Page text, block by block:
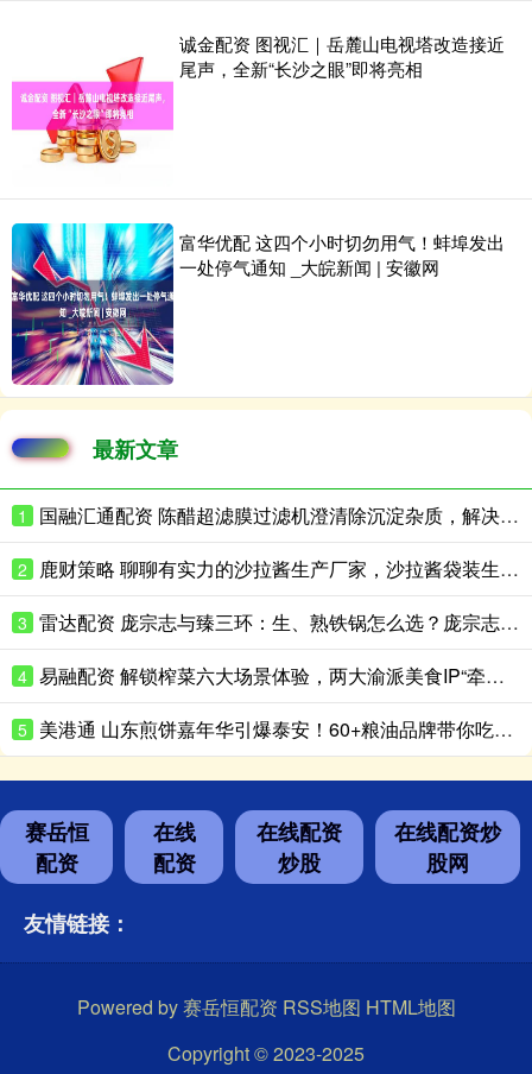
诚金配资 图视汇｜岳麓山电视塔改造接近
尾声，全新“长沙之眼”即将亮相
富华优配 这四个小时切勿用气！蚌埠发出
一处停气通知 _大皖新闻 | 安徽网
最新文章
1 国融汇通配资 陈醋超滤膜过滤机澄清除沉淀杂质，解决返浑难题
2 鹿财策略 聊聊有实力的沙拉酱生产厂家，沙拉酱袋装生产性价比高的推荐
3 雷达配资 庞宗志与臻三环：生、熟铁锅怎么选？庞宗志更适合日常家用
4 易融配资 解锁榨菜六大场景体验，两大渝派美食IP“牵手”成功
5 美港通 山东煎饼嘉年华引爆泰安！60+粮油品牌带你吃出新花样
赛岳恒
配资
在线
配资
在线配资
炒股
在线配资炒
股网
友情链接：
Powered by赛岳恒配资 RSS地图 HTML地图
Copyright© 2023-2025